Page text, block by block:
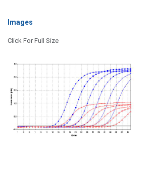
Images
Click For Full Size